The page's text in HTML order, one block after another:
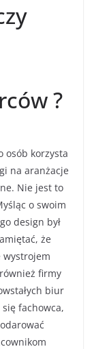
?
osób korzysta
na aranżacje
Nie jest to
o swoim
design był
że
wystrojem
firmy
biur
fachowca,